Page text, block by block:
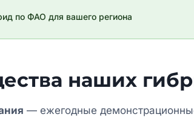
по ФАО для вашего региона
наших
— ежегодные